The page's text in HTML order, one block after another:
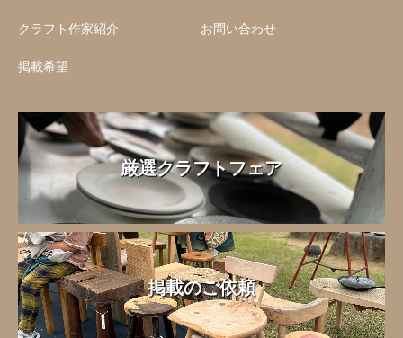
クラフト作家紹介
掲載希望
お問い合わせ
厳選クラフトフェア
掲載のご依頼